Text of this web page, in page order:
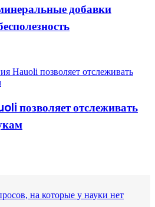
добавки
позволяет отслеживать